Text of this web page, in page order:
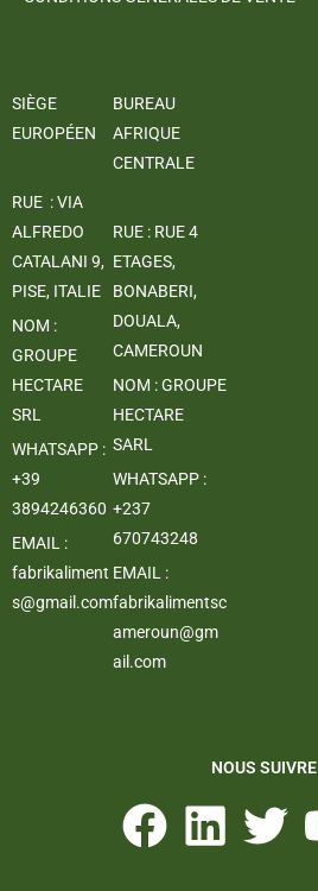
SIÈGE
EUROPÉEN
RUE : VIA
ALFREDO
CATALANI 9,
PISE, ITALIE
NOM :
GROUPE
HECTARE
SRL
WHATSAPP :
+39
3894246360
EMAIL :
fabrikaliment
s@gmail.com
BUREAU
AFRIQUE
CENTRALE
RUE : RUE 4
ETAGES,
BONABERI,
DOUALA,
CAMEROUN
NOM : GROUPE
HECTARE
SARL
WHATSAPP :
+237
670743248
EMAIL :
fabrikalimentsc
ameroun@gm
ail.com
NOUS SUIVRE